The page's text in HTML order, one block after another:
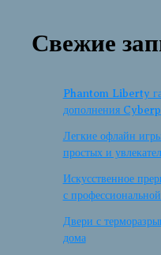
Свежие
Phantom Liberty
дополнения
Легкие офлайн
простых и
Искусственное
с
Двери с
дома